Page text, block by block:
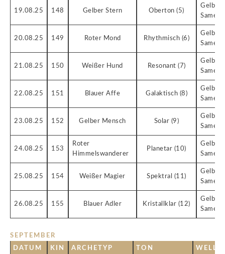
19.08.25 148 Gelber Stern Oberton (5)
Gelber
Samen
20.08.25 149 Roter Mond Rhythmisch (6)
Gelber
Samen
21.08.25 150 Weißer Hund Resonant (7)
Gelber
Samen
22.08.25 151 Blauer Affe Galaktisch (8)
Gelber
Samen
23.08.25 152 Gelber Mensch Solar (9)
Gelber
Samen
24.08.25 153
Roter
Himmelswanderer
Planetar (10)
Gelber
Samen
25.08.25 154 Weißer Magier Spektral (11)
Gelber
Samen
26.08.25 155 Blauer Adler Kristallklar (12)
Gelber
Samen
SEPTEMBER
DATUM
KIN ARCHETYP TON WELLE